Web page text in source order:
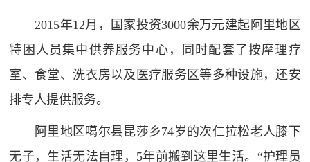
2015年12月，国家投资3000余万元建起阿里地区
特困人员集中供养服务中心，同时配套了按摩理疗
室、食堂、洗衣房以及医疗服务区等多种设施，还安
排专人提供服务。
阿里地区噶尔县昆莎乡74岁的次仁拉松老人膝下
无子，生活无法自理，5年前搬到这里生活。“护理员